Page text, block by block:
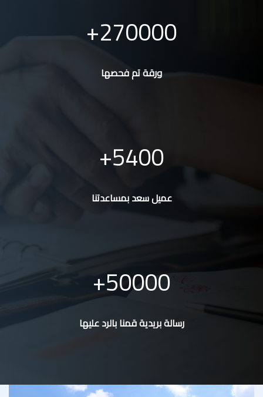
270000
ورقة تم فحصها
5400
عميل سعد بمساعدتنا
50000
رسالة بريدية قمنا بالرد عليها